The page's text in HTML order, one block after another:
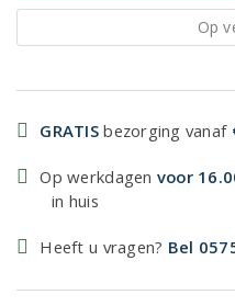
Op
GRATIS bezorging vanaf
Op werkdagen voor
in huis
Heeft u vragen? Bel